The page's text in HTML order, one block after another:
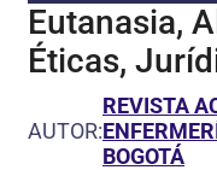
Eutanasia,
Éticas,
AUTOR:
REVISTA
BOGOTÁ